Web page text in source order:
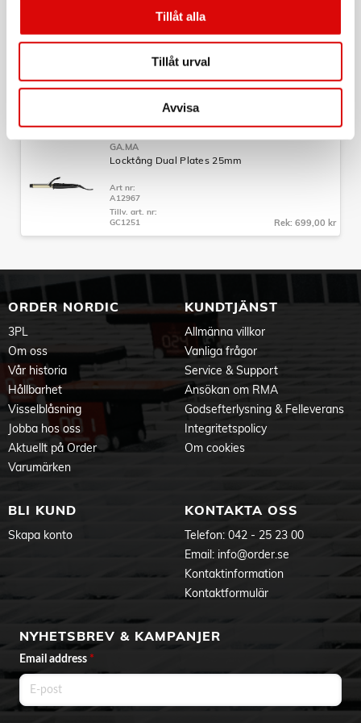
Tillåt alla
Tillåt urval
Avvisa
Locktång Dual Plates 33mm
A12969
GA.MA
Locktång Dual Plates 25mm
Art nr:
A12967
Tillv. art. nr:
GC1251
Rek: 699,00 kr
ORDER NORDIC
3PL
Om oss
Vår historia
Hållbarhet
Visselblåsning
Jobba hos oss
Aktuellt på Order
Varumärken
KUNDTJÄNST
Allmänna villkor
Vanliga frågor
Service & Support
Ansökan om RMA
Godsefterlysning & Felleverans
Integritetspolicy
Om cookies
BLI KUND
Skapa konto
KONTAKTA OSS
Telefon: 042 - 25 23 00
Email: info@order.se
Kontaktinformation
Kontaktformulär
NYHETSBREV & KAMPANJER
Email address *